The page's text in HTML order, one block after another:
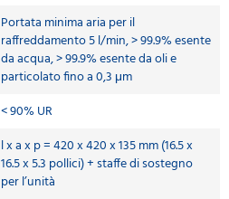
Portata minima aria per il
raffreddamento 5 l/min, > 99.9% esente
da acqua, > 99.9% esente da oli e
particolato fino a 0,3 μm
< 90% UR
l x a x p = 420 x 420 x 135 mm (16.5 x
16.5 x 5.3 pollici) + staffe di sostegno
per l’unità